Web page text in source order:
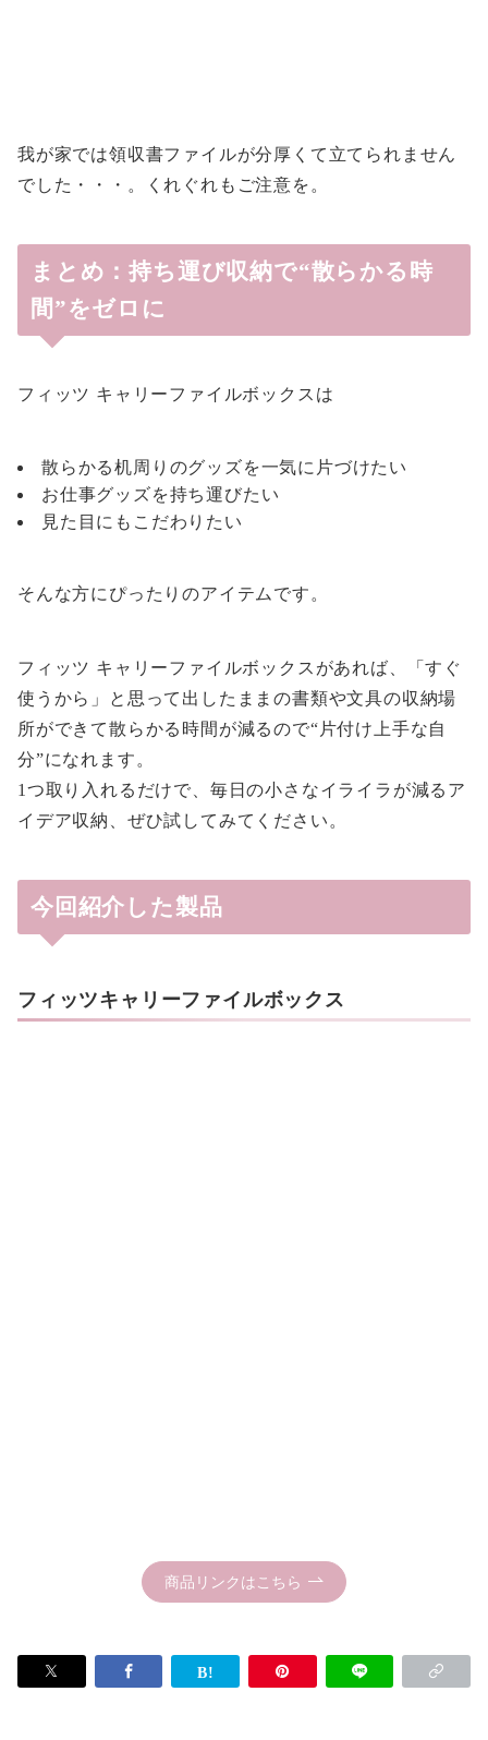
我が家では領収書ファイルが分厚くて立てられません
でした・・・。くれぐれもご注意を。
まとめ：持ち運び収納で“散らかる時
間”をゼロに
フィッツ キャリーファイルボックスは
散らかる机周りのグッズを一気に片づけたい
お仕事グッズを持ち運びたい
見た目にもこだわりたい
そんな方にぴったりのアイテムです。
フィッツ キャリーファイルボックスがあれば、「すぐ
使うから」と思って出したままの書類や文具の収納場
所ができて散らかる時間が減るので“片付け上手な自
分”になれます。
1つ取り入れるだけで、毎日の小さなイライラが減るア
イデア収納、ぜひ試してみてください。
今回紹介した製品
フィッツキャリーファイルボックス
商品リンクはこちら